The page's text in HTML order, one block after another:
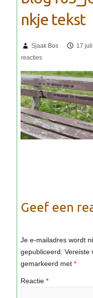
Sjaak Bos 17
Geef een
Je e-mailadres wordt
gepubliceerd. Vereiste
gemarkeerd met *
Reactie *